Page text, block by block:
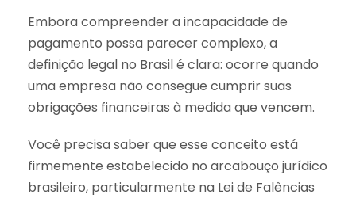
Embora compreender a incapacidade de
pagamento possa parecer complexo, a
definição legal no Brasil é clara: ocorre quando
uma empresa não consegue cumprir suas
obrigações financeiras à medida que vencem.
Você precisa saber que esse conceito está
firmemente estabelecido no arcabouço jurídico
brasileiro, particularmente na Lei de Falências